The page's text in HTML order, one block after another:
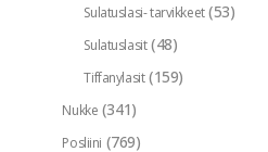
Sulatuslasi- tarvikkeet (53)
Sulatuslasit (48)
Tiffanylasit (159)
Nukke (341)
Posliini (769)